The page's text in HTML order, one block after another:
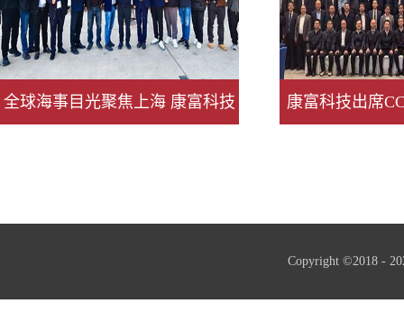
全球海事目光聚焦上海 康富科技 康富科技出席
Copyright ©2018 -